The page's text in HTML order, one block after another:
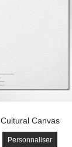
Cultural Canvas
Personnaliser